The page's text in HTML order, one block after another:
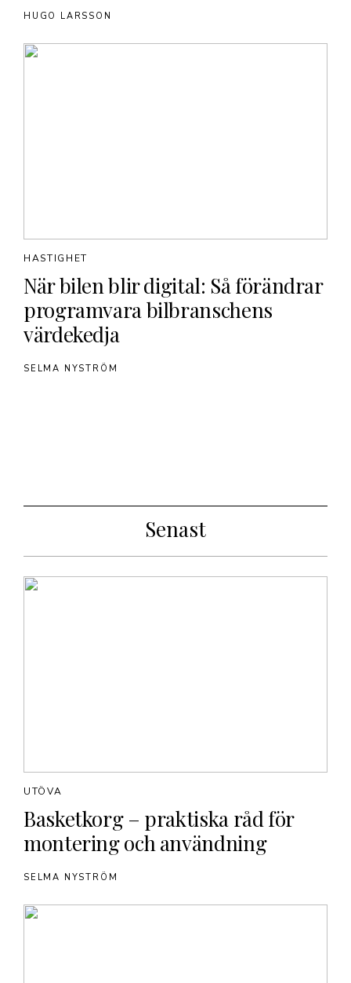
HUGO LARSSON
När bilen blir digital: Så förändrar
programvara bilbranschens
värdekedja
HASTIGHET
SELMA NYSTRÖM
Senast
Basketkorg – praktiska råd för
montering och användning
UTÖVA
SELMA NYSTRÖM